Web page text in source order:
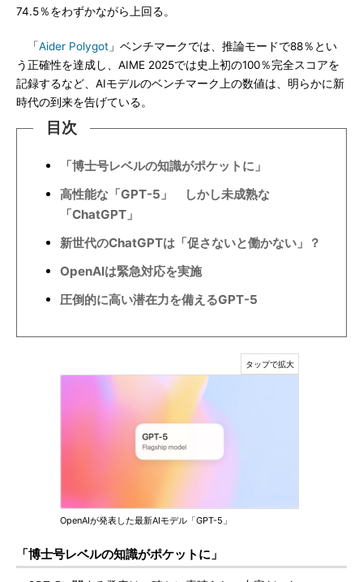
74.5％をわずかながら上回る。
「Aider Polygot 」ベンチマークでは、推論モードで88％とい
う正確性を達成し、AIME 2025では史上初の100％完全スコアを
記録するなど、AIモデルのベンチマーク上の数値は、明らかに新
時代の到来を告げている。
目次
「博士号レベルの知識がポケットに」
高性能な「GPT-5」 しかし未成熟な
「ChatGPT」
新世代のChatGPTは「促さないと働かない」？
OpenAIは緊急対応を実施
圧倒的に高い潜在力を備えるGPT-5
OpenAIが発表した最新AIモデル「GPT-5」
「博士号レベルの知識がポケットに」